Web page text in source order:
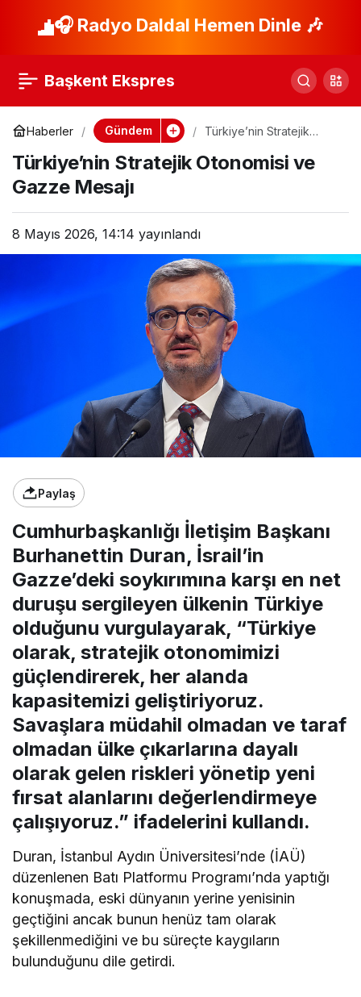
🎧 Radyo Daldal Hemen Dinle 🎶
Başkent Ekspres
Haberler Gündem
Türkiye’nin Stratejik
Mesajı
Türkiye’nin Stratejik Otonomisi ve
Gazze Mesajı
8 Mayıs 2026, 14:14 yayınlandı
Paylaş
Cumhurbaşkanlığı İletişim Başkanı
Burhanettin Duran, İsrail’in
Gazze’deki soykırımına karşı en net
duruşu sergileyen ülkenin Türkiye
olduğunu vurgulayarak, “Türkiye
olarak, stratejik otonomimizi
güçlendirerek, her alanda
kapasitemizi geliştiriyoruz.
Savaşlara müdahil olmadan ve taraf
olmadan ülke çıkarlarına dayalı
olarak gelen riskleri yönetip yeni
fırsat alanlarını değerlendirmeye
çalışıyoruz.” ifadelerini kullandı.
Duran, İstanbul Aydın Üniversitesi’nde (İAÜ)
düzenlenen Batı Platformu Programı’nda yaptığı
konuşmada, eski dünyanın yerine yenisinin
geçtiğini ancak bunun henüz tam olarak
şekillenmediğini ve bu süreçte kaygıların
bulunduğunu dile getirdi.
Simpsonlar’ın Yeni
Tartışması!
Paylaş